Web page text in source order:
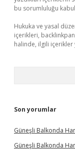
bu sorumluluğu
Hukuka ve yasal
içerikleri,
halinde, ilgili içerikler
Son yorumlar
Güneşli Balkonda
Güneşli Balkonda